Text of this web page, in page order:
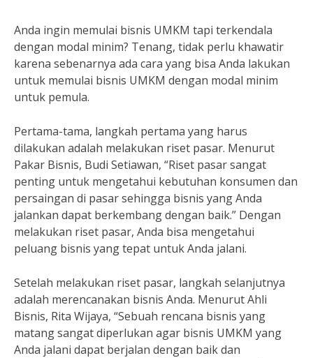
Anda ingin memulai bisnis UMKM tapi terkendala
dengan modal minim? Tenang, tidak perlu khawatir
karena sebenarnya ada cara yang bisa Anda lakukan
untuk memulai bisnis UMKM dengan modal minim
untuk pemula.
Pertama-tama, langkah pertama yang harus
dilakukan adalah melakukan riset pasar. Menurut
Pakar Bisnis, Budi Setiawan, “Riset pasar sangat
penting untuk mengetahui kebutuhan konsumen dan
persaingan di pasar sehingga bisnis yang Anda
jalankan dapat berkembang dengan baik.” Dengan
melakukan riset pasar, Anda bisa mengetahui
peluang bisnis yang tepat untuk Anda jalani.
Setelah melakukan riset pasar, langkah selanjutnya
adalah merencanakan bisnis Anda. Menurut Ahli
Bisnis, Rita Wijaya, “Sebuah rencana bisnis yang
matang sangat diperlukan agar bisnis UMKM yang
Anda jalani dapat berjalan dengan baik dan